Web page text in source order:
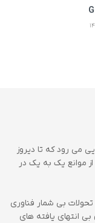
می رود که تا دیروز
موانع یک به یک در
بی شمار فناوری
انتهای یافته های